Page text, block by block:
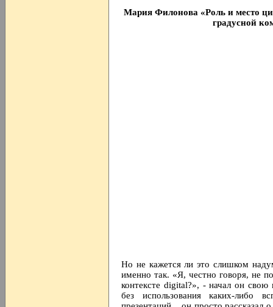
Мария Филонова «Роль и место
градусной
Но не кажется ли это слишком
именно так. «Я, честно говоря, не
контексте digital?», - начал он
без использования каких-либо